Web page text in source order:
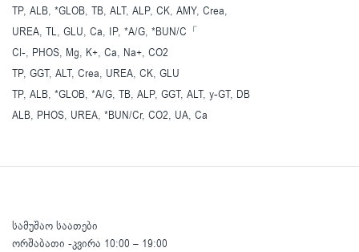
TP, ALB, *GLOB, TB, ALT, ALP, CK, AMY, Crea,
UREA, TL, GLU, Ca, IP, *A/G, *BUN/C「
Cl-, PHOS, Mg, K+, Ca, Na+, CO2
TP, GGT, ALT, Crea, UREA, CK, GLU
TP, ALB, *GLOB, *A/G, TB, ALP, GGT, ALT, y-GT, DB
ALB, PHOS, UREA, *BUN/Cr, CO2, UA, Ca
სამუშაო საათები
ორშაბათი -კვირა 10:00 – 19:00